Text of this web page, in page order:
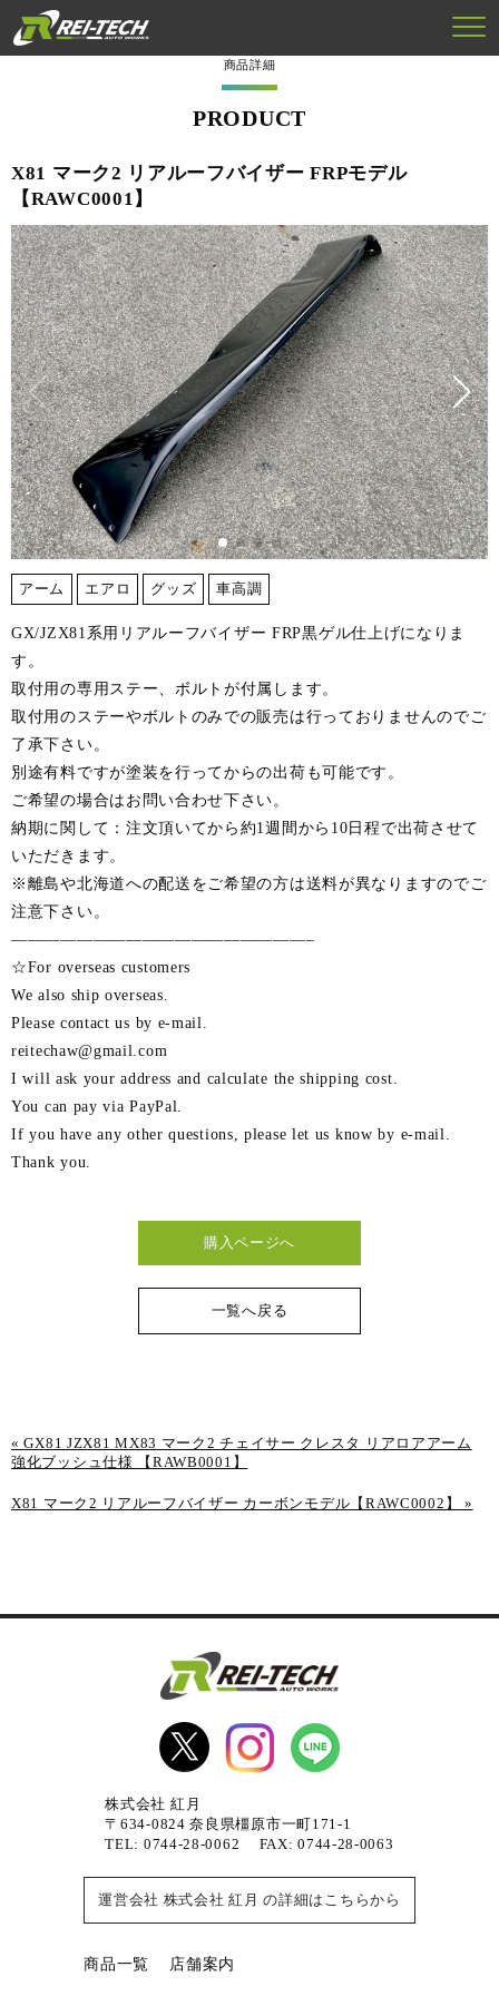
商品詳細
PRODUCT
X81 マーク2 リアルーフバイザー FRPモデル
【RAWC0001】
アーム エアロ グッズ 車高調
GX/JZX81系用リアルーフバイザー FRP黒ゲル仕上げになりま
す。
取付用の専用ステー、ボルトが付属します。
取付用のステーやボルトのみでの販売は行っておりませんのでご
了承下さい。
別途有料ですが塗装を行ってからの出荷も可能です。
ご希望の場合はお問い合わせ下さい。
納期に関して：注文頂いてから約1週間から10日程で出荷させて
いただきます。
※離島や北海道への配送をご希望の方は送料が異なりますのでご
注意下さい。
——————————————————–
☆For overseas customers
We also ship overseas.
Please contact us by e-mail.
reitechaw@gmail.com
I will ask your address and calculate the shipping cost.
You can pay via PayPal.
If you have any other questions, please let us know by e-mail.
Thank you.
購入ページへ
一覧へ戻る
«GX81 JZX81 MX83 マーク2 チェイサー クレスタ リアロアアーム
強化ブッシュ仕様 【RAWB0001】
X81 マーク2 リアルーフバイザー カーボンモデル【RAWC0002】 »
株式会社 紅月
〒634-0824 奈良県橿原市一町171-1
TEL: 0744-28-0062 FAX: 0744-28-0063
運営会社 株式会社 紅月 の詳細はこちらから
商品一覧 店舗案内